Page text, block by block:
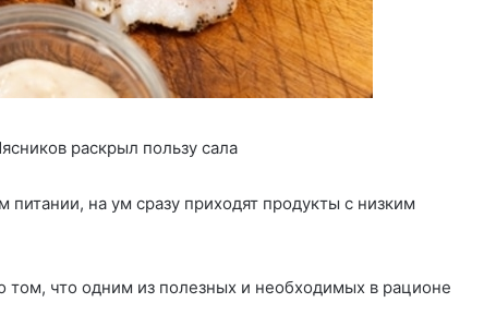
раскрыл пользу сала
питании, на ум сразу приходят продукты с низким
том, что одним из полезных и необходимых в рационе